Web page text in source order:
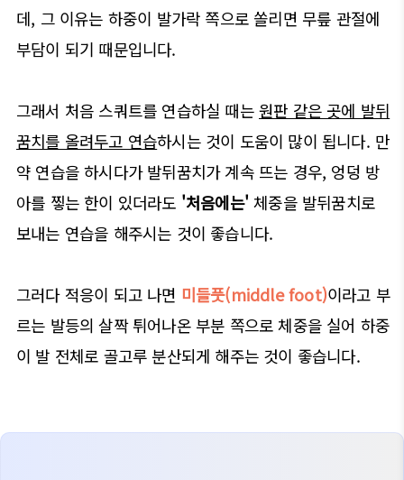
데, 그 이유는 하중이 발가락 쪽으로 쏠리면 무릎 관절에
부담이 되기 때문입니다.
그래서 처음 스쿼트를 연습하실 때는원판 같은 곳에 발뒤
꿈치를 올려두고 연습하시는 것이 도움이 많이 됩니다. 만
약 연습을 하시다가 발뒤꿈치가 계속 뜨는 경우, 엉덩 방
아를 찧는 한이 있더라도 '처음에는' 체중을 발뒤꿈치로
보내는 연습을 해주시는 것이 좋습니다.
그러다 적응이 되고 나면 미들풋(middle foot)이라고 부
르는 발등의 살짝 튀어나온 부분 쪽으로 체중을 실어 하중
이 발 전체로 골고루 분산되게 해주는 것이 좋습니다.